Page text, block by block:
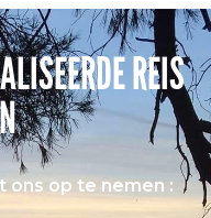
REIS
op te nemen :